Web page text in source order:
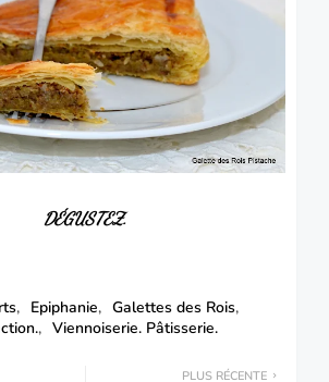
DÉGUSTEZ.
Epiphanie
Galettes des Rois
Viennoiserie. Pâtisserie.
PLUS RÉCENTE